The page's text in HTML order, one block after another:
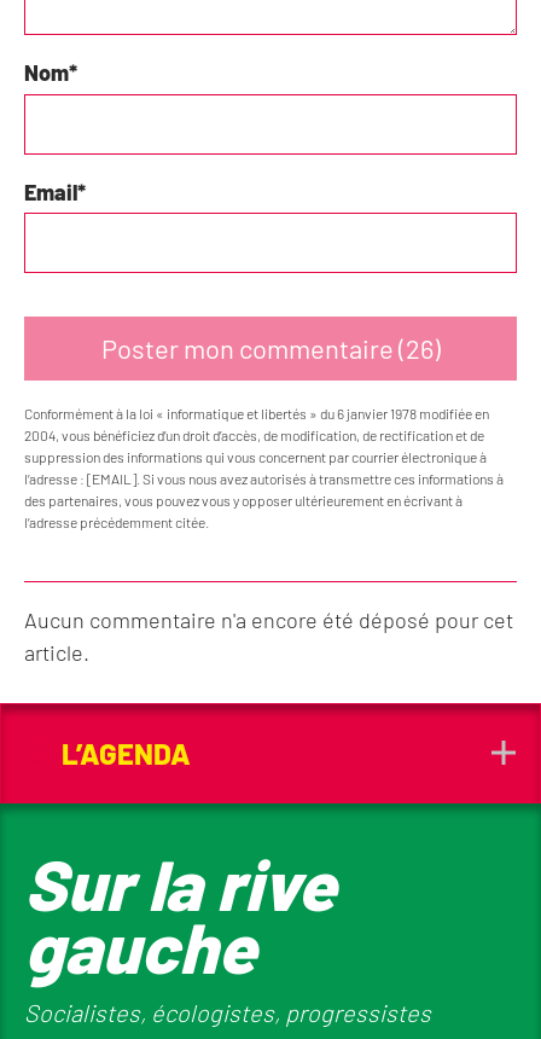
Nom*
Email*
Conformément à la loi « informatique et libertés » du 6 janvier 1978 modifiée en
2004, vous bénéficiez d’un droit d’accès, de modification, de rectification et de
suppression des informations qui vous concernent par courrier électronique à
l’adresse : [EMAIL]. Si vous nous avez autorisés à transmettre ces informations à
des partenaires, vous pouvez vous y opposer ultérieurement en écrivant à
l’adresse précédemment citée.
Aucun commentaire n'a encore été déposé pour cet
article.
L’AGENDA
Sur la rive
gauche
Socialistes, écologistes, progressistes